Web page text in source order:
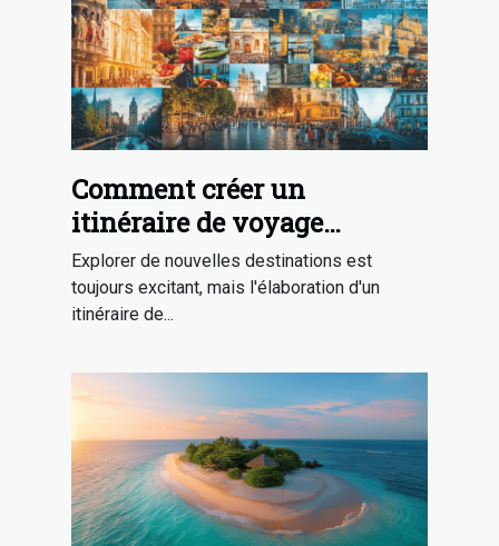
Comment créer un
itinéraire de voyage
équilibré et excitant
Explorer de nouvelles destinations est
toujours excitant, mais l'élaboration d'un
itinéraire de...